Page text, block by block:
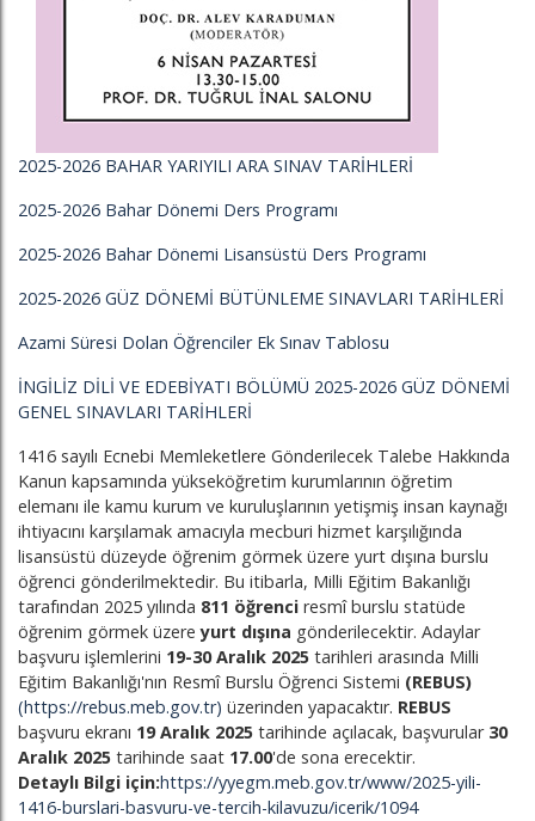
2025-2026 BAHAR YARIYILI ARA SINAV TARİHLERİ
2025-2026 Bahar Dönemi Ders Programı
2025-2026 Bahar Dönemi Lisansüstü Ders Programı
2025-2026 GÜZ DÖNEMİ BÜTÜNLEME SINAVLARI TARİHLERİ
Azami Süresi Dolan Öğrenciler Ek Sınav Tablosu
İNGİLİZ DİLİ VE EDEBİYATI BÖLÜMÜ 2025-2026 GÜZ DÖNEMİ
GENEL SINAVLARI TARİHLERİ
1416 sayılı Ecnebi Memleketlere Gönderilecek Talebe Hakkında
Kanun kapsamında yükseköğretim kurumlarının öğretim
elemanı ile kamu kurum ve kuruluşlarının yetişmiş insan kaynağı
ihtiyacını karşılamak amacıyla mecburi hizmet karşılığında
lisansüstü düzeyde öğrenim görmek üzere yurt dışına burslu
öğrenci gönderilmektedir. Bu itibarla, Milli Eğitim Bakanlığı
tarafından 2025 yılında 811 öğrenci resmî burslu statüde
öğrenim görmek üzereyurt dışına gönderilecektir. Adaylar
başvuru işlemlerini 19-30 Aralık 2025 tarihleri arasında Milli
Eğitim Bakanlığı'nın Resmî Burslu Öğrenci Sistemi (REBUS)
(https://rebus.meb.gov.tr) üzerinden yapacaktır. REBUS
başvuru ekranı 19 Aralık 2025 tarihinde açılacak, başvurular 30
Aralık 2025 tarihinde saat 17.00'de sona erecektir.
Detaylı Bilgi için:https://yyegm.meb.gov.tr/www/2025-yili-
1416-burslari-basvuru-ve-tercih-kilavuzu/icerik/1094